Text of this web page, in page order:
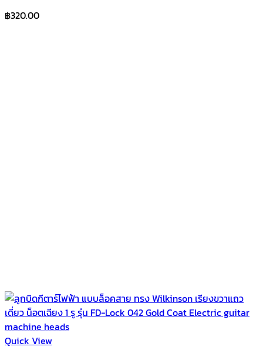
฿320.00
Quick View